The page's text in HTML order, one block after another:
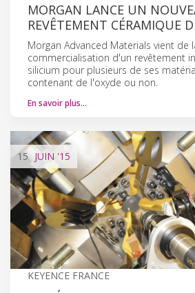
MORGAN LANCE UN
REVÊTEMENT CÉRAMIQUE
Morgan Advanced Materials vient de
commercialisation d'un revêtement
silicium pour plusieurs de ses
contenant de l'oxyde ou non.
En savoir plus…
15 JUIN '15
KEYENCE FRANCE